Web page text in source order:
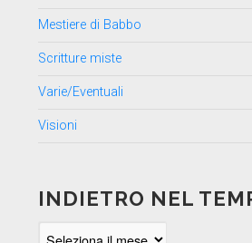
Mestiere di Babbo
Scritture miste
Varie/Eventuali
Visioni
INDIETRO NEL